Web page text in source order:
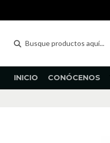
INICIO CONÓCENOS